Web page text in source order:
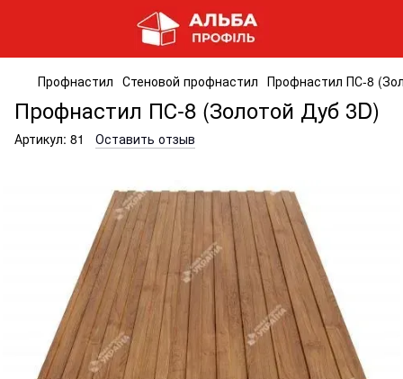
Профнастил Стеновой профнастил Профнастил ПС-8
Профнастил ПС-8 (Золотой Дуб 3D)
Артикул: 81 Оставить отзыв